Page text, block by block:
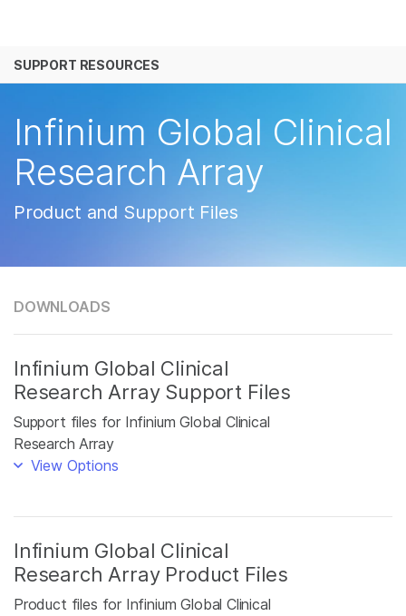
解决方案
公司
SUPPORT RESOURCES
Infinium Global Clinical
Research Array
Product and Support Files
DOWNLOADS
Infinium Global Clinical
Research Array Support Files
Support files for Infinium Global Clinical
Research Array
View Options
Infinium Global Clinical
Research Array Product Files
Product files for Infinium Global Clinical
查看更多相关内容。选择您感兴趣的领域:
微生物学
复杂疾病
生殖健康